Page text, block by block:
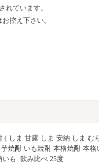
れています。
控え下さい。
( しま 甘露 しま 安納 しま む
芋焼酎 いも焼酎 本格焼酎 本
も  飲み比べ 25度